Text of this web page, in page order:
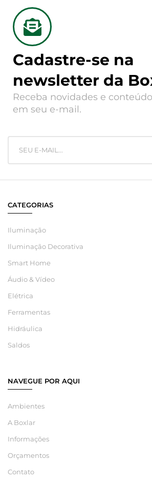
Cadastre-se na
newsletter da
Receba novidades e
em seu e-mail.
CATEGORIAS
Iluminação
Iluminação Decorativa
Smart Home
Áudio & Vídeo
Elétrica
Ferramentas
Hidráulica
Saldos
NAVEGUE POR AQUI
Ambientes
A Boxlar
Informações
Orçamentos
Contato